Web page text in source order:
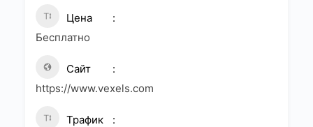
Цена
Бесплатно
Сайт
https://www.vexels.com
Трафик